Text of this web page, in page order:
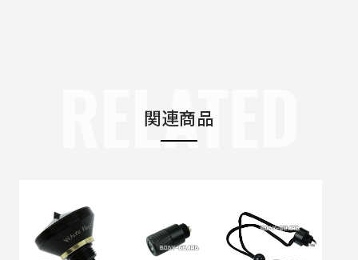
関連商品
RELATED